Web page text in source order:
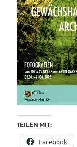
TEILEN MIT:
Facebook